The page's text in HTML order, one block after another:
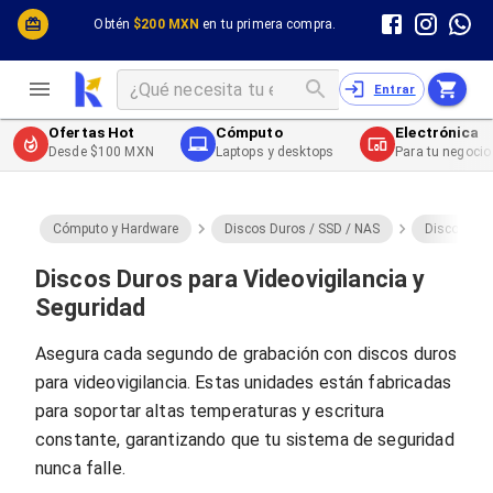
Obtén $200 MXN en tu primera compra.
Cómputo y Hardware
Desktop y Portátiles
Impresión y Consumibles
Celulares y Telefonía
Energía
Entrar
Cómputo y Hardware
Cables
Cables PC
Cables PC USB
Cables PC Serial
Cables PC SATA / eSATA
Cables PC SAS
Cables PC VGA / HD15
Cables de Audio / Video AUX
Cables de Audio / Video VGA
Cables de Audio / Video RCA
Cables de Audio / Video Toslink
Cables de Audio / Video DVI
Cables de Energía
Cables de Poder (Interno)
Cables de Poder (Externo)
Cables de Red
Cables Patch
Cables Fibra Óptica
Ofertas Hot
Desde $100 MXN
Cómputo
Laptops y desktops
Electrónica
Para tu
Cómputo y Hardware Discos Duros / SSD / NAS Discos
Discos Duros para Videovigilancia y
Seguridad
Asegura cada segundo de grabación con discos duros
para videovigilancia. Estas unidades están fabricadas
para soportar altas temperaturas y escritura
constante, garantizando que tu sistema de seguridad
nunca falle.